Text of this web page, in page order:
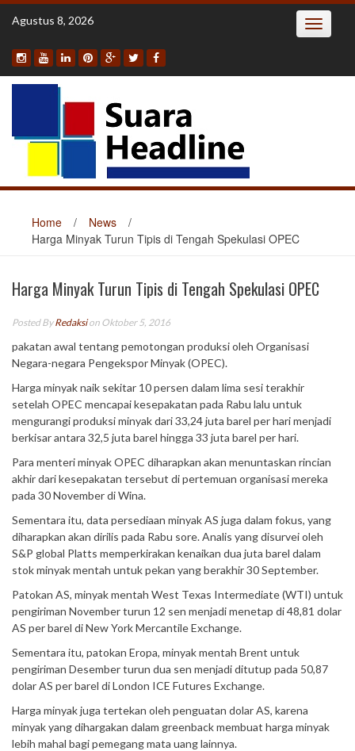
Skip
Agustus 8, 2026 Toggle
Home / News
/
Harga Minyak Turun Tipis di Tengah Spekulasi OPEC
Harga Minyak Turun Tipis di Tengah Spekulasi OPEC
Posted ByRedaksion Oktober 5, 2016
pakatan awal tentang pemotongan produksi oleh Organisasi
Negara-negara Pengekspor Minyak (OPEC).
Harga minyak naik sekitar 10 persen dalam lima sesi terakhir
setelah OPEC mencapai kesepakatan pada Rabu lalu untuk
mengurangi produksi minyak dari 33,24 juta barel per hari menjadi
berkisar antara 32,5 juta barel hingga 33 juta barel per hari.
Para menteri minyak OPEC diharapkan akan menuntaskan rincian
akhir dari kesepakatan tersebut di pertemuan organisasi mereka
pada 30 November di Wina.
Sementara itu, data persediaan minyak AS juga dalam fokus, yang
diharapkan akan dirilis pada Rabu sore. Analis yang disurvei oleh
S&P global Platts memperkirakan kenaikan dua juta barel dalam
stok minyak mentah untuk pekan yang berakhir 30 September.
Patokan AS, minyak mentah West Texas Intermediate (WTI) untuk
pengiriman November turun 12 sen menjadi menetap di 48,81 dolar
AS per barel di New York Mercantile Exchange.
Sementara itu, patokan Eropa, minyak mentah Brent untuk
pengiriman Desember turun dua sen menjadi ditutup pada 50,87
dolar AS per barel di London ICE Futures Exchange.
Harga minyak juga tertekan oleh penguatan dolar AS, karena
minyak yang dihargakan dalam greenback membuat harga minyak
lebih mahal bagi pemegang mata uang lainnya.